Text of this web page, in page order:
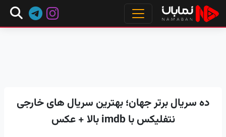
ده سریال برتر جهان؛ بهترین سریال های خارجی
نتفلیکس با imdb بالا + عکس